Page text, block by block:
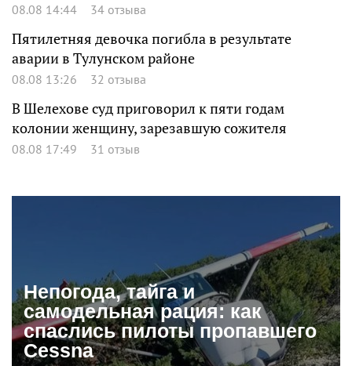
08.08 14:44 34 отзыва
Пятилетняя девочка погибла в результате
аварии в Тулунском районе
08.08 13:26 32 отзыва
В Шелехове суд приговорил к пяти годам
колонии женщину, зарезавшую сожителя
08.08 17:49 31 отзыв
Непогода, тайга и
самодельная рация: как
спаслись пилоты пропавшего
Cessna